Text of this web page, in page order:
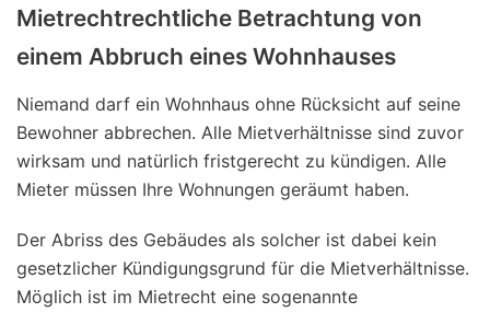
Mietrechtrechtliche Betrachtung von
einem Abbruch eines Wohnhauses
Niemand darf ein Wohnhaus ohne Rücksicht auf seine
Bewohner abbrechen. Alle Mietverhältnisse sind zuvor
wirksam und natürlich fristgerecht zu kündigen. Alle
Mieter müssen Ihre Wohnungen geräumt haben.
Der Abriss des Gebäudes als solcher ist dabei kein
gesetzlicher Kündigungsgrund für die Mietverhältnisse.
Möglich ist im Mietrecht eine sogenannte